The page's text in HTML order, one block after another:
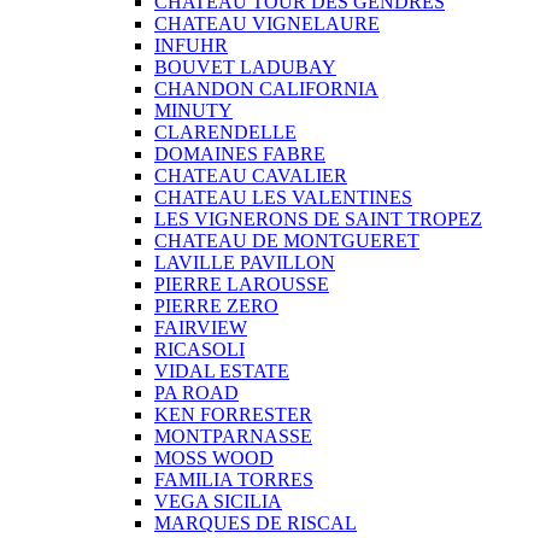
CHATEAU VIGNELAURE
INFUHR
BOUVET LADUBAY
CHANDON CALIFORNIA
MINUTY
CLARENDELLE
DOMAINES FABRE
CHATEAU CAVALIER
CHATEAU LES VALENTINES
LES VIGNERONS DE SAINT TROPEZ
CHATEAU DE MONTGUERET
LAVILLE PAVILLON
PIERRE LAROUSSE
PIERRE ZERO
FAIRVIEW
RICASOLI
VIDAL ESTATE
PA ROAD
KEN FORRESTER
MONTPARNASSE
MOSS WOOD
FAMILIA TORRES
VEGA SICILIA
MARQUES DE RISCAL